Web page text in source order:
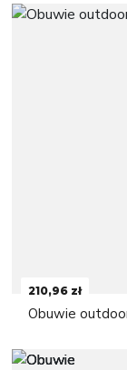
210,96 zł
Obuwie